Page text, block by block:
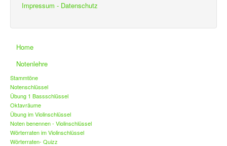
Impressum - Datenschutz
Home
Notenlehre
Stammtöne
Notenschlüssel
Übung 1 Bassschlüssel
Oktavräume
Übung im Violinschlüssel
Noten benennen - Violinschlüssel
Wörterraten im Violinschlüssel
Wörterraten- Quizz